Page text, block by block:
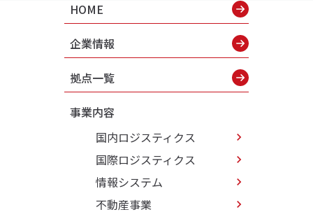
HOME
企業情報
拠点一覧
事業内容
国内ロジスティクス
国際ロジスティクス
情報システム
不動産事業